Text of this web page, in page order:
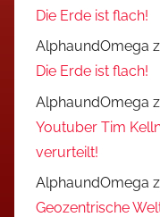
Die Erde ist flach!
AlphaundOmega
Die Erde ist flach!
AlphaundOmega
Youtuber Tim
verurteilt!
AlphaundOmega
Geozentrische